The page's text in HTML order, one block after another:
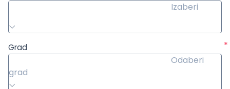
Izaberi
Grad
*
Odaberi
grad